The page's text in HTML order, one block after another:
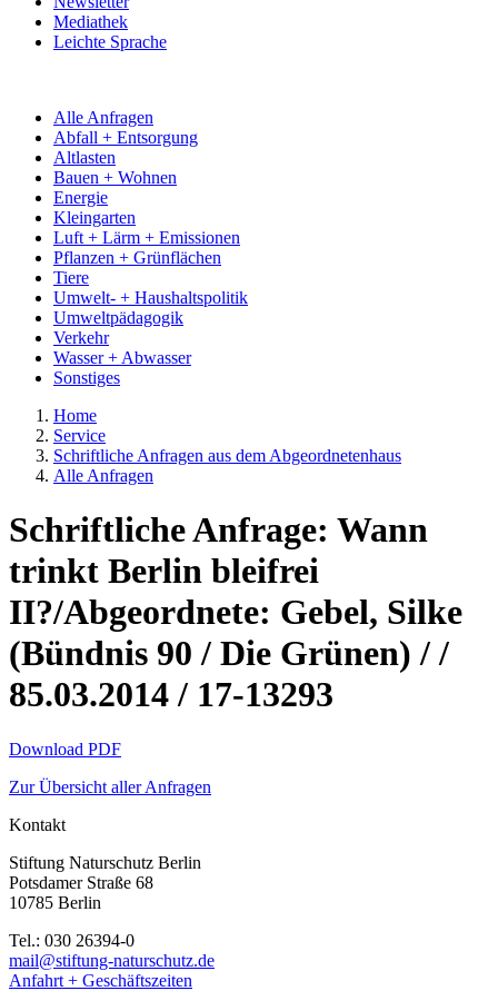
Mediathek
Leichte Sprache
Alle Anfragen
Abfall + Entsorgung
Altlasten
Bauen + Wohnen
Energie
Kleingarten
Luft + Lärm + Emissionen
Pflanzen + Grünflächen
Tiere
Umwelt- + Haushaltspolitik
Umweltpädagogik
Verkehr
Wasser + Abwasser
Sonstiges
Home
Service
Schriftliche Anfragen aus dem Abgeordnetenhaus
Alle Anfragen
Schriftliche Anfrage: Wann
trinkt Berlin bleifrei
II?/Abgeordnete: Gebel, Silke
(Bündnis 90 / Die Grünen) / /
85.03.2014 / 17-13293
Download PDF
Zur Übersicht aller Anfragen
Kontakt
Stiftung Naturschutz Berlin
Potsdamer Straße 68
10785 Berlin
Tel.: 030 26394-0
mail@stiftung-naturschutz.de
Anfahrt + Geschäftszeiten